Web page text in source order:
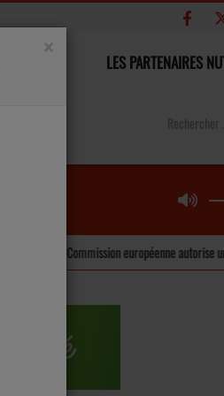
LES PARTENAIRES
La Commission européenne autorise un
×